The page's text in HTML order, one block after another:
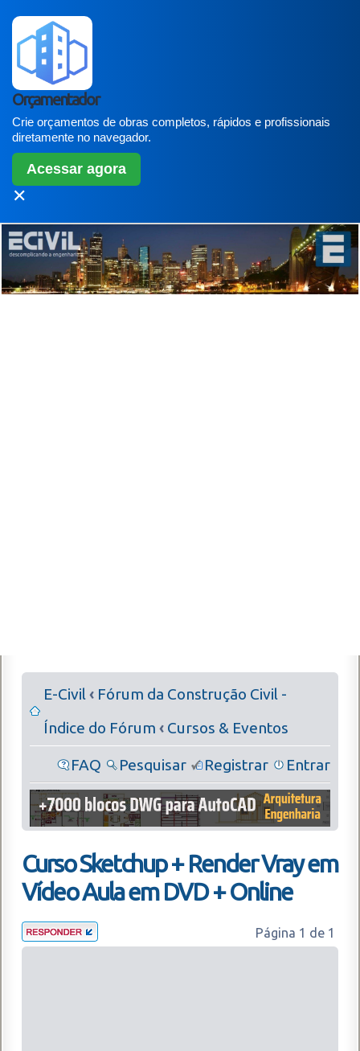
Orçamentador
Crie orçamentos de obras completos, rápidos e profissionais
diretamente no navegador.
Acessar agora
✕
E-Civil‹ Fórum da Construção Civil -
Índice do Fórum ‹ Cursos & Eventos
FAQ Pesquisar Registrar Entrar
Curso Sketchup + Render Vray em
Vídeo Aula em DVD + Online
Página 1 de 1